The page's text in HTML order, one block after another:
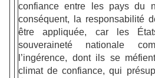
confiance entre les pays du
conséquent, la responsabilité
être appliquée, car les
souveraineté nationale
l’ingérence, dont ils se
climat de confiance, qui